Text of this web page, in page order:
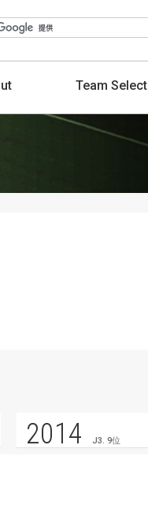
TeamSelect
2014 J3. 9位